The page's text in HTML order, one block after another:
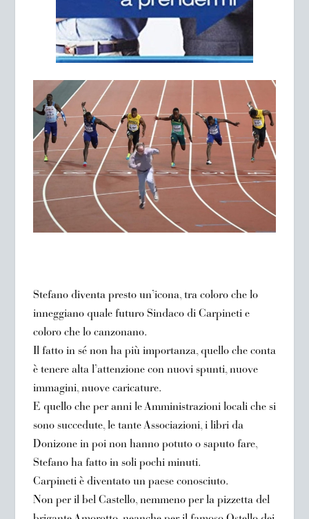
Stefano diventa presto un’icona, tra coloro che lo
inneggiano quale futuro Sindaco di Carpineti e
coloro che lo canzonano.
Il fatto in sé non ha più importanza, quello che conta
è tenere alta l’attenzione con nuovi spunti, nuove
immagini, nuove caricature.
E quello che per anni le Amministrazioni locali che si
sono succedute, le tante Associazioni, i libri da
Donizone in poi non hanno potuto o saputo fare,
Stefano ha fatto in soli pochi minuti.
Carpineti è diventato un paese conosciuto.
Non per il bel Castello, nemmeno per la pizzetta del